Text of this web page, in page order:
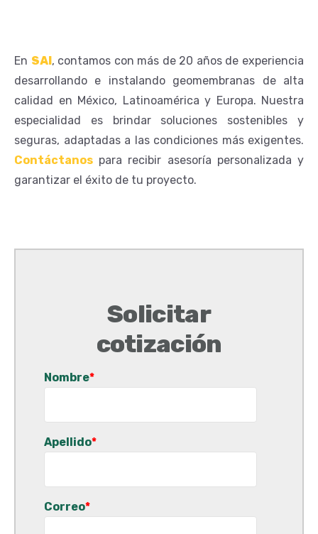
En SAI, contamos con más de 20 años de experiencia
desarrollando e instalando geomembranas de alta
calidad en México, Latinoamérica y Europa. Nuestra
especialidad es brindar soluciones sostenibles y
seguras, adaptadas a las condiciones más exigentes.
Contáctanos para recibir asesoría personalizada y
garantizar el éxito de tu proyecto.
Solicitar
cotización
Nombre*
Apellido*
Correo*